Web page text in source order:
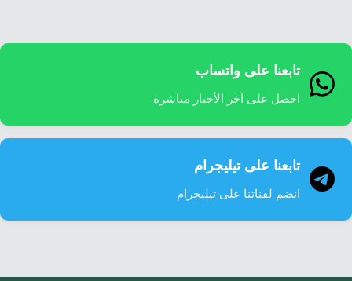
تقارير صور
فيديو تابعنا على واتساب
احصل على آخر الأخبار مباشرة
تابعنا على تيليجرام
انضم لقناتنا على تيليجرام